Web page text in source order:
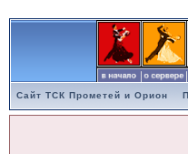
Сайт ТСК Прометей и Орион